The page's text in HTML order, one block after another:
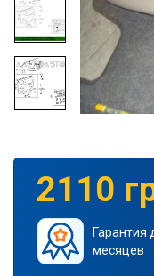
2110
Гарантия
месяцев